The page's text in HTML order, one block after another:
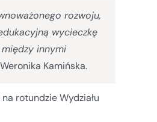
rozwoju,
wycieczkę
innymi
Kamińska.
rotundzie Wydziału